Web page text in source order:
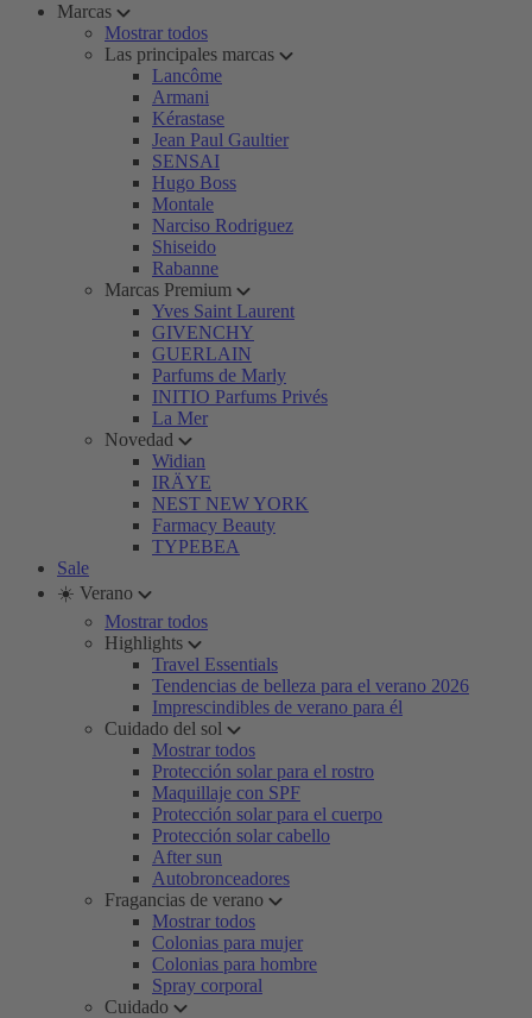
Marcas
Mostrar todos
Las principales marcas
Lancôme
Armani
Kérastase
Jean Paul Gaultier
SENSAI
Hugo Boss
Montale
Narciso Rodriguez
Shiseido
Rabanne
Marcas Premium
Yves Saint Laurent
GIVENCHY
GUERLAIN
Parfums de Marly
INITIO Parfums Privés
La Mer
Novedad
Widian
IRÄYE
NEST NEW YORK
Farmacy Beauty
TYPEBEA
Sale
☀️ Verano
Mostrar todos
Highlights
Travel Essentials
Tendencias de belleza para el verano 2026
Imprescindibles de verano para él
Cuidado del sol
Mostrar todos
Protección solar para el rostro
Maquillaje con SPF
Protección solar para el cuerpo
Protección solar cabello
After sun
Autobronceadores
Fragancias de verano
Mostrar todos
Colonias para mujer
Colonias para hombre
Spray corporal
Cuidado